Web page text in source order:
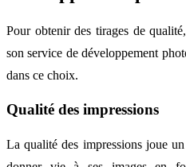
Pour obtenir des tirages de
son service de développement
dans ce choix.
Qualité des impressions
La qualité des impressions joue